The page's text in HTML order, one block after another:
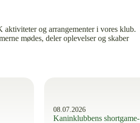
og arrangementer i vores klub.
mødes, deler oplevelser og skaber
08.07.2026
Kaninklubbens